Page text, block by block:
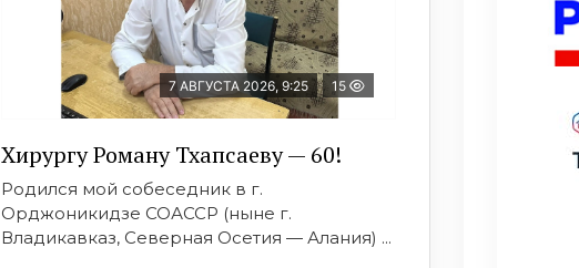
7 АВГУСТА 2026, 9:25 15
Хирургу Роману Тхапсаеву — 60!
Родился мой собеседник в г.
Орджоникидзе СОАССР (ныне г.
Владикавказ, Северная Осетия — Алания) ...